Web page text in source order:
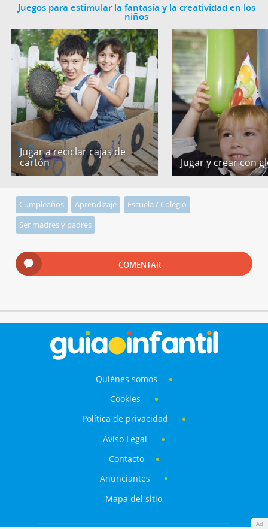
Juegos para estimular la fantasía y la creatividad en los
niños
Jugar a reciclar cajas de
cartón
Jugar y crear con
Cumpleaños Aprendizaje
Escuela / Colegio
Ser madres y padres
COMENTAR
Ad
Quiénes somos
Cookies
Política de privacidad
Aviso Legal
Contacto
Anunciantes
Mapa del sitio